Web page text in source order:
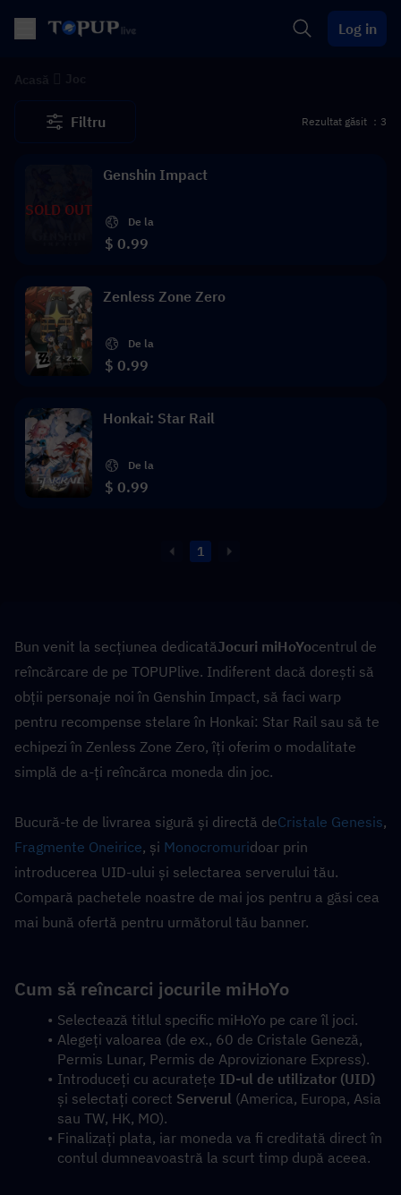
Log in
Filtru Rezultat găsit ：3
SOLD OUT
Genshin Impact
De la
$ 0.99
Zenless Zone Zero
De la
$ 0.99
Honkai: Star Rail
De la
$ 0.99
1
Bun venit la secțiunea dedicatăJocuri miHoYocentrul de
reîncărcare de pe TOPUPlive. Indiferent dacă dorești să
obții personaje noi în Genshin Impact, să faci warp
pentru recompense stelare în Honkai: Star Rail sau să te
echipezi în Zenless Zone Zero, îți oferim o modalitate
simplă de a-ți reîncărca moneda din joc.
Bucură-te de livrarea sigură și directă deCristale Genesis
Fragmente Oneirice, și Monocromuridoar prin
introducerea UID-ului și selectarea serverului tău.
Compară pachetele noastre de mai jos pentru a găsi cea
mai bună ofertă pentru următorul tău banner.
Cum să reîncarci jocurile miHoYo
Selectează titlul specific miHoYo pe care îl joci.
Alegeți valoarea (de ex., 60 de Cristale Geneză,
Permis Lunar, Permis de Aprovizionare Express).
Introduceți cu acuratețe ID-ul de utilizator (UID)
și selectați corect Serverul (America, Europa, Asia
sau TW, HK, MO).
Finalizați plata, iar moneda va fi creditată direct în
contul dumneavoastră la scurt timp după aceea.